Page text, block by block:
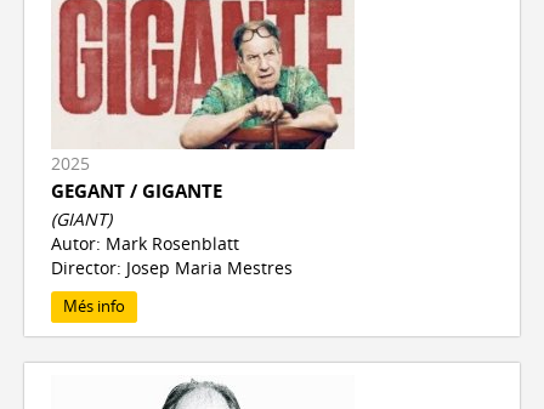
2025
GEGANT / GIGANTE
(GIANT)
Autor: Mark Rosenblatt
Director: Josep Maria Mestres
Més info